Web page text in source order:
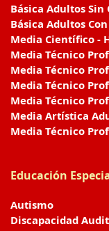
Básica Adultos Sin
Básica Adultos
Media Científico -
Media Técnico
Media Técnico
Media Técnico
Media Técnico
Media Artística
Media Técnico
Educación
Autismo
Discapacidad